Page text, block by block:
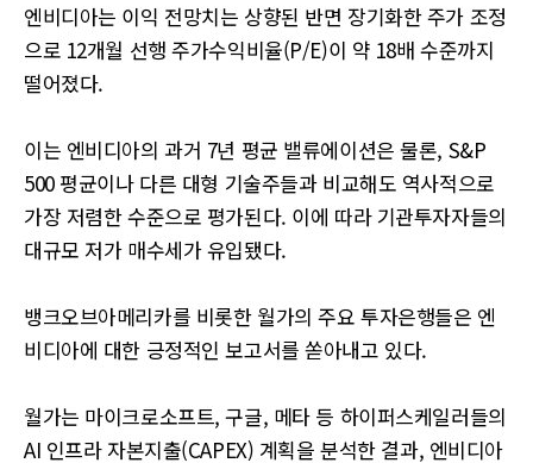
엔비디아는 이익 전망치는 상향된 반면 장기화한 주가 조정
으로 12개월 선행 주가수익비율(P/E)이 약 18배 수준까지
떨어졌다.
이는 엔비디아의 과거 7년 평균 밸류에이션은 물론, S&P
500 평균이나 다른 대형 기술주들과 비교해도 역사적으로
가장 저렴한 수준으로 평가된다. 이에 따라 기관투자자들의
대규모 저가 매수세가 유입됐다.
뱅크오브아메리카를 비롯한 월가의 주요 투자은행들은 엔
비디아에 대한 긍정적인 보고서를 쏟아내고 있다.
월가는 마이크로소프트, 구글, 메타 등 하이퍼스케일러들의
AI 인프라 자본지출(CAPEX) 계획을 분석한 결과, 엔비디아